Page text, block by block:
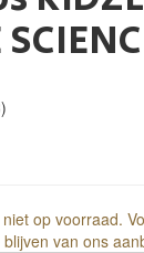
op voorraad.
van ons